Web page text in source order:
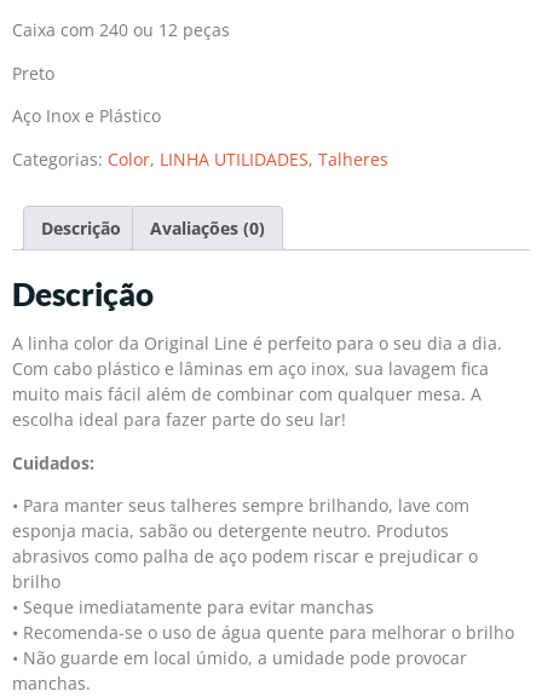
Caixa com 240 ou 12 peças
Preto
Aço Inox e Plástico
Categorias: Color, LINHA UTILIDADES, Talheres
Descrição Avaliações (0)
Descrição
A linha color da Original Line é perfeito para o seu dia a dia.
Com cabo plástico e lâminas em aço inox, sua lavagem fica
muito mais fácil além de combinar com qualquer mesa. A
escolha ideal para fazer parte do seu lar!
Cuidados:
• Para manter seus talheres sempre brilhando, lave com
esponja macia, sabão ou detergente neutro. Produtos
abrasivos como palha de aço podem riscar e prejudicar o
brilho
• Seque imediatamente para evitar manchas
• Recomenda-se o uso de água quente para melhorar o brilho
• Não guarde em local úmido, a umidade pode provocar
manchas.